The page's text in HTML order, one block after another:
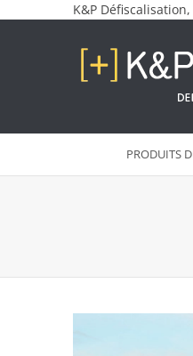
K&P
PRODUITS